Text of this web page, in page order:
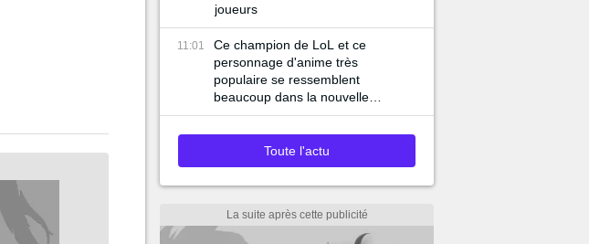
joueurs
11:01
Ce champion de LoL et ce
personnage d'anime très
populaire se ressemblent
beaucoup dans la nouvelle
bande-annonce du jeu
Toute l'actu